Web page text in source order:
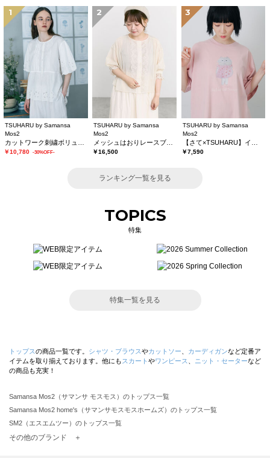
1
TSUHARU by Samansa
Mos2
￥10,780 -30%OFF-
2
TSUHARU by Samansa
Mos2
￥16,500
3
TSUHARU by Samansa
Mos2
￥7,590
ランキング一覧を見る
TOPICS
特集
特集一覧を見る
トップスの商品一覧です。 シャツ・ブラウスやカットソー カーディガンなど定番ア
イテムを取り揃えております。他にも スカート やワンピース ニット・セーターなど
の商品も充実！
Samansa Mos2（サマンサ モスモス）のトップス一覧
Samansa Mos2 home's（サマンサモスモスホームズ）のトップス一覧
SM2（エスエムツー）のトップス一覧
TSUHARU by Samansa Mos2（ツハルバイサマンサモスモス）のトップス一覧
その他のブランド ＋